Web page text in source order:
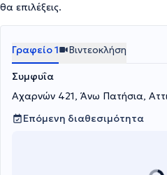
θα επιλέξεις.
Γραφείο 1 Βιντεοκλήση
Συμφυΐα
Αχαρνών 421, Άνω Πατήσια,
Επόμενη διαθεσιμότητα